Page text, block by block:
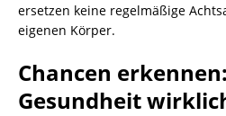
ersetzen keine regelmäßige
eigenen Körper.
Chancen
Gesundheit